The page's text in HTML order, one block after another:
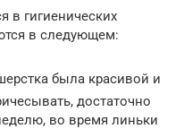
в гигиенических
в следующем:
была красивой и
достаточно
во время линьки